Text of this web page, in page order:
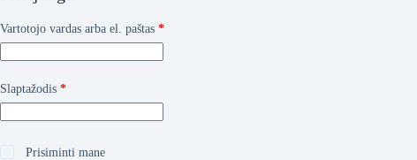
Vartotojo vardas arba el. paštas *Privalomas
Slaptažodis *Privalomas
Prisiminti mane